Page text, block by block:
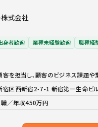
株式会社
身者歓迎 業種未経験歓迎 職種経
を担当し、顧客のビジネス課題や
宿区西新宿2-7-1 新宿第一生命ビ
／年収450万円